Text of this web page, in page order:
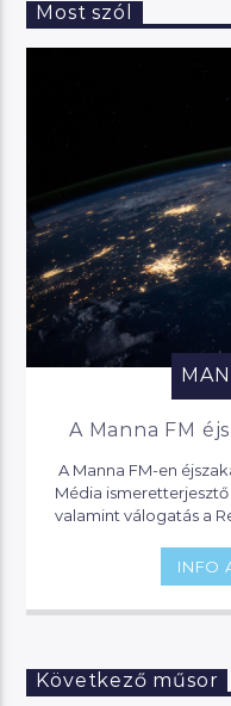
Most szól
A Manna FM
A Manna FM-en
Média
valamint válogatás a
INFO
Következő műsor